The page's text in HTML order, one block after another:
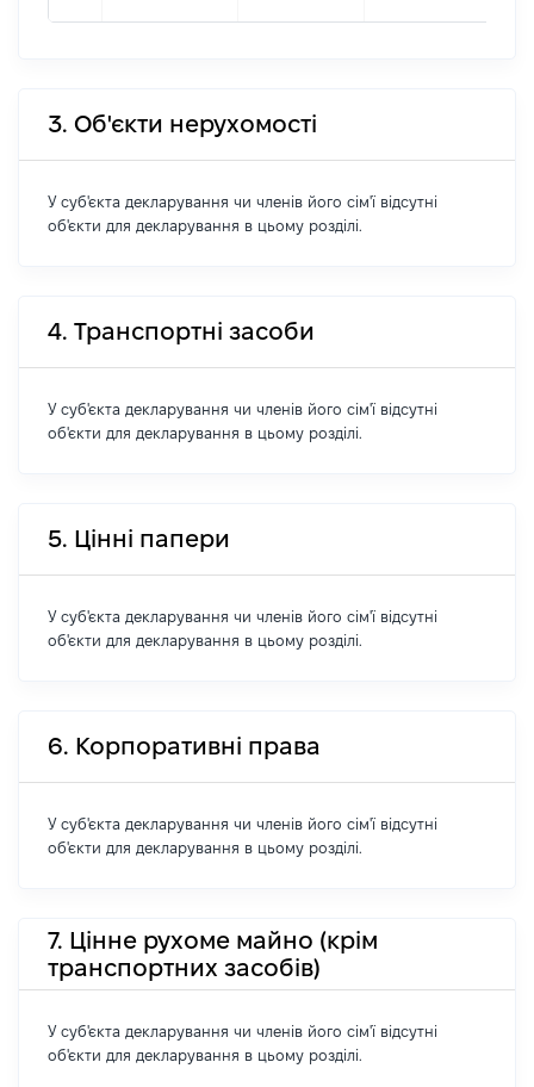
3. Об'єкти нерухомості
У суб'єкта декларування чи членів його сім'ї відсутні
об'єкти для декларування в цьому розділі.
4. Транспортні засоби
У суб'єкта декларування чи членів його сім'ї відсутні
об'єкти для декларування в цьому розділі.
5. Цінні папери
У суб'єкта декларування чи членів його сім'ї відсутні
об'єкти для декларування в цьому розділі.
6. Корпоративні права
У суб'єкта декларування чи членів його сім'ї відсутні
об'єкти для декларування в цьому розділі.
7. Цінне рухоме майно (крім
транспортних засобів)
У суб'єкта декларування чи членів його сім'ї відсутні
об'єкти для декларування в цьому розділі.